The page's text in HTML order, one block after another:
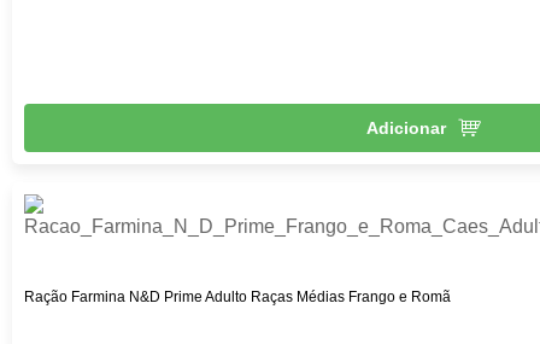
Adicionar
Ração Farmina N&D Prime Adulto Raças Médias Frango e Romã